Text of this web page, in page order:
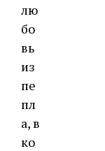
лю
бо
вь
из
пе
пл
а, в
ко